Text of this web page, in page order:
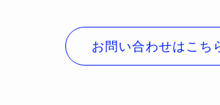
お問い合わせはこち